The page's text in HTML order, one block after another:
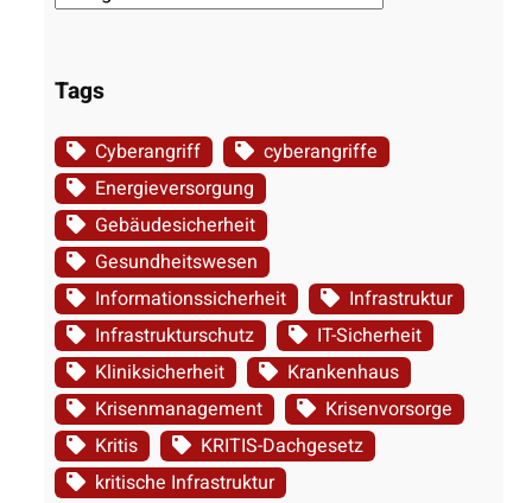
Tags
Cyberangriff
cyberangriffe
Energieversorgung
Gebäudesicherheit
Gesundheitswesen
Informationssicherheit
Infrastruktur
Infrastrukturschutz
IT-Sicherheit
Kliniksicherheit
Krankenhaus
Krisenmanagement
Krisenvorsorge
Kritis
KRITIS-Dachgesetz
kritische Infrastruktur